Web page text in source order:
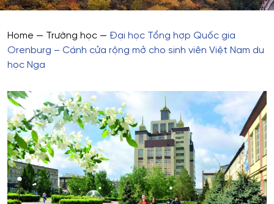
Home — Trường học — Đại học Tổng hợp Quốc gia
Orenburg – Cánh cửa rộng mở cho sinh viên Việt Nam du
học Nga